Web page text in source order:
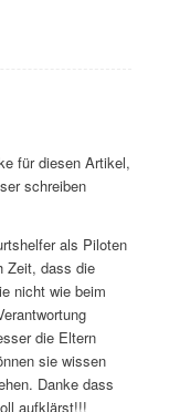
für diesen Artikel,
schreiben
als Piloten
Zeit, dass die
nicht wie beim
die Eltern
sie wissen
Danke dass
aufklärst!!!